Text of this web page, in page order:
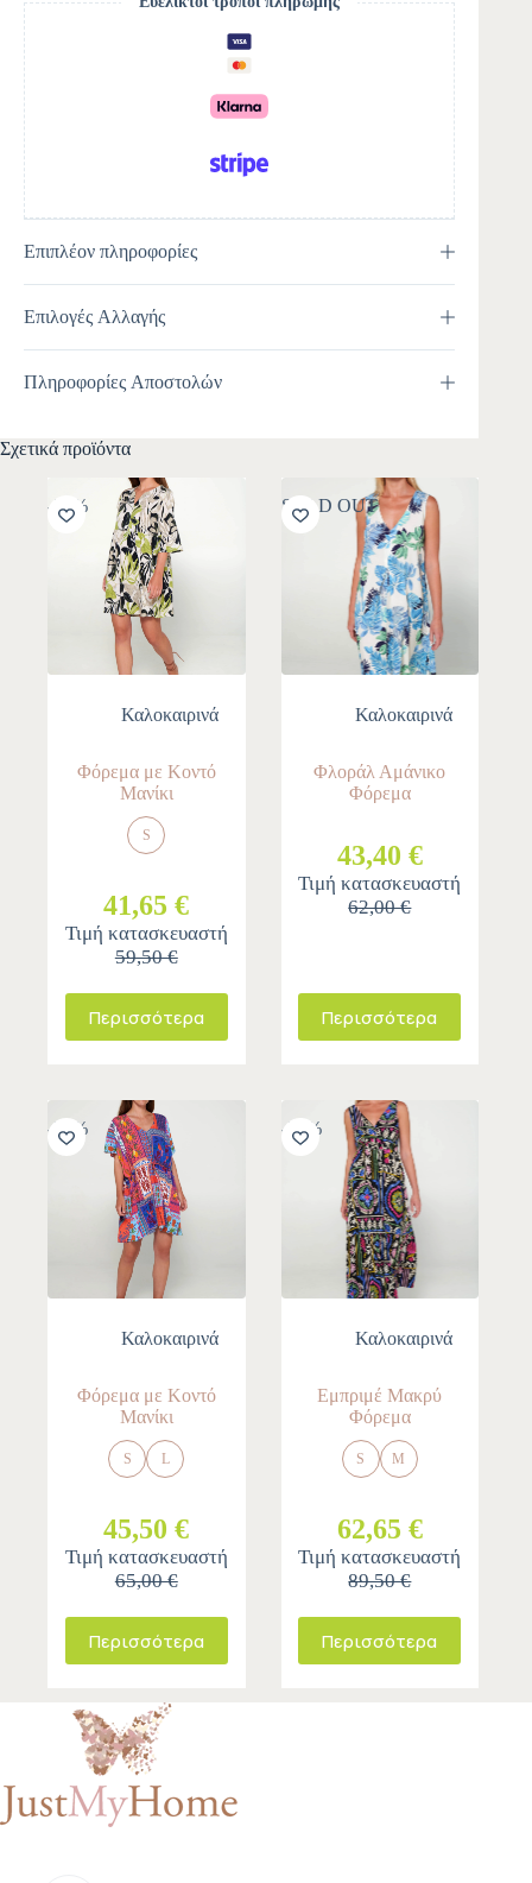
a
t
i
v
e
:
Επιπλέον πληροφορίες
Επιλογές Αλλαγής
Πληροφορίες Αποστολών
Σχετικά προϊόντα
-30%
Καλοκαιρινά
Φόρεμα με Κοντό
Μανίκι
S
41,65 €
Τιμή κατασκευαστή
59,50 €
Περισσότερα
SOLD OUT
Καλοκαιρινά
Φλοράλ Αμάνικο
Φόρεμα
43,40 €
Τιμή κατασκευαστή
62,00 €
Περισσότερα
-30%
Καλοκαιρινά
Φόρεμα με Κοντό
Μανίκι
S L
45,50 €
Τιμή κατασκευαστή
65,00 €
Περισσότερα
-30%
Καλοκαιρινά
Εμπριμέ Μακρύ
Φόρεμα
S M
62,65 €
Τιμή κατασκευαστή
89,50 €
Περισσότερα